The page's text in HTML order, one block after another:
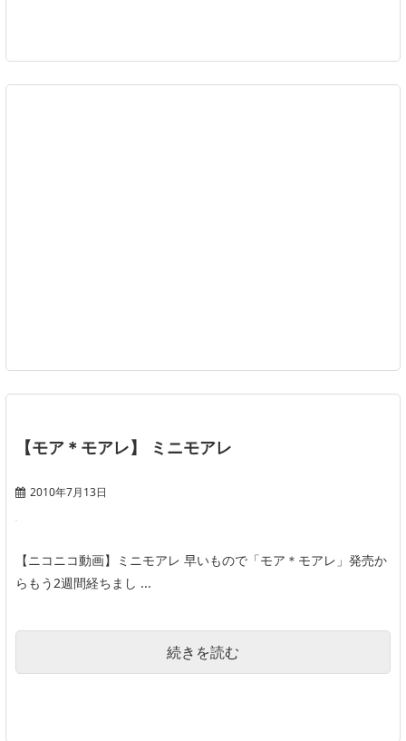
【モア＊モアレ】 ミニモアレ
2010年7月13日
【ニコニコ動画】ミニモアレ 早いもので「モア＊モアレ」発売か
らもう2週間経ちまし ...
続きを読む